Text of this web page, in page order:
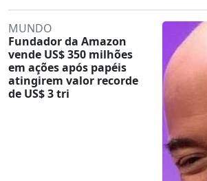
MUNDO
Fundador da Amazon
vende US$ 350 milhões
em ações após papéis
atingirem valor recorde
de US$ 3 tri